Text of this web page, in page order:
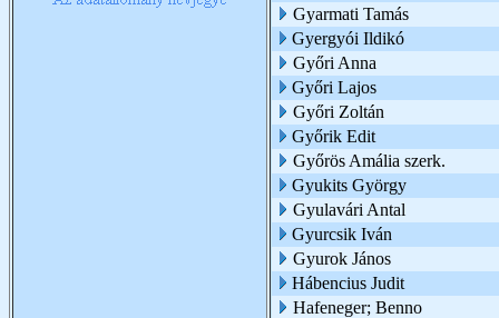
Gyarmati Tamás
Gyergyói Ildikó
Győri Anna
Győri Lajos
Győri Zoltán
Győrik Edit
Győrös Amália szerk.
Gyukits György
Gyulavári Antal
Gyurcsik Iván
Gyurok János
Hábencius Judit
Hafeneger; Benno